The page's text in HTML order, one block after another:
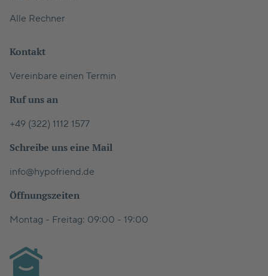
Alle Rechner
Kontakt
Vereinbare einen Termin
Ruf uns an
+49 (322) 1112 1577
Schreibe uns eine Mail
info@hypofriend.de
Öffnungszeiten
Montag - Freitag: 09:00 - 19:00